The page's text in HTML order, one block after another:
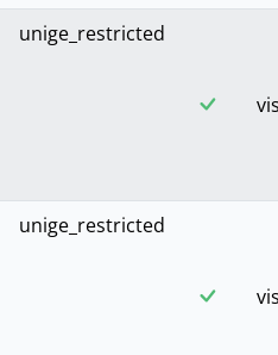
unige_restricted
unige_restricted